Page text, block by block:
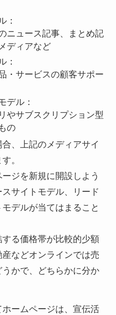
：
ニュース記事、まとめ記
ディアなど
：
・サービスの顧客サポー
デル：
やサブスクリプション型
の
、上記のメディアサイ
。
ジを新規に開設しよう
サイトモデル、リード
デルが当てはまること
る価格帯が比較的少額
などオンラインでは売
かで、どちらかに分か
ームページは、宣伝活